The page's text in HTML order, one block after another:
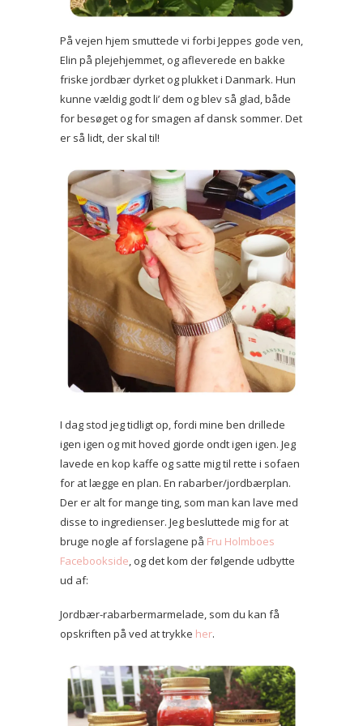
På vejen hjem smuttede vi forbi Jeppes gode ven,
Elin på plejehjemmet, og afleverede en bakke
friske jordbær dyrket og plukket i Danmark. Hun
kunne vældig godt li’ dem og blev så glad, både
for besøget og for smagen af dansk sommer. Det
er så lidt, der skal til!
I dag stod jeg tidligt op, fordi mine ben drillede
igen igen og mit hoved gjorde ondt igen igen. Jeg
lavede en kop kaffe og satte mig til rette i sofaen
for at lægge en plan. En rabarber/jordbærplan.
Der er alt for mange ting, som man kan lave med
disse to ingredienser. Jeg besluttede mig for at
bruge nogle af forslagene på Fru Holmboes
Facebookside, og det kom der følgende udbytte
ud af:
Jordbær-rabarbermarmelade, som du kan få
opskriften på ved at trykke her.